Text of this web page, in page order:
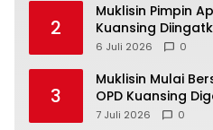
2
Muklisin Pimpin
Kuansing
Fokus Layani
6 Juli 2026 0
3
Muklisin Mulai
OPD Kuansing
Kepemimpinan
7 Juli 2026 0